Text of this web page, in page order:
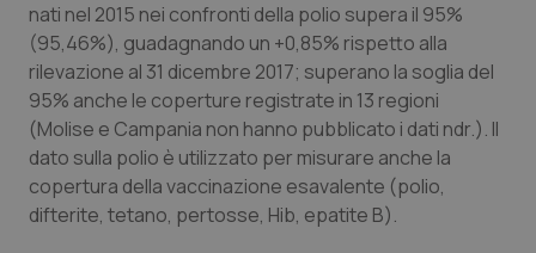
Provincia Autonoma di Trento
Puglia
Sardegna
Sicilia
Ipertensione & Scompenso
Malattie rare
Malattia di Crohn & Rettocolite Ulcerosa
Neuroscienze & patologie neurodegenerative
nati nel 2015 nei confronti della polio supera il 95%
(95,46%), guadagnando un +0,85% rispetto alla
rilevazione al 31 dicembre 2017; superano la soglia del
95% anche le coperture registrate in 13 regioni
(Molise e Campania non hanno pubblicato i dati ndr.). Il
dato sulla polio è utilizzato per misurare anche la
copertura della vaccinazione esavalente (polio,
difterite, tetano, pertosse, Hib, epatite B).